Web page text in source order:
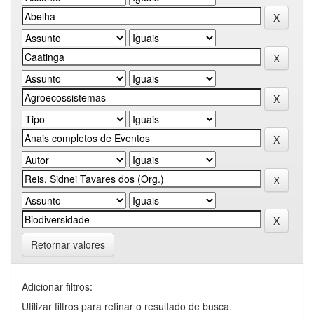
Retornar valores
Adicionar filtros:
Utilizar filtros para refinar o resultado de busca.